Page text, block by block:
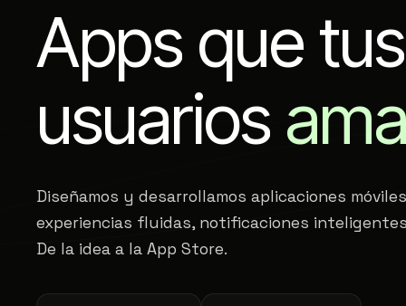
Apps quetus
usuarios am
Diseñamos y desarrollamos aplicaciones
experiencias fluidas, notificaciones
De la idea a la App Store.